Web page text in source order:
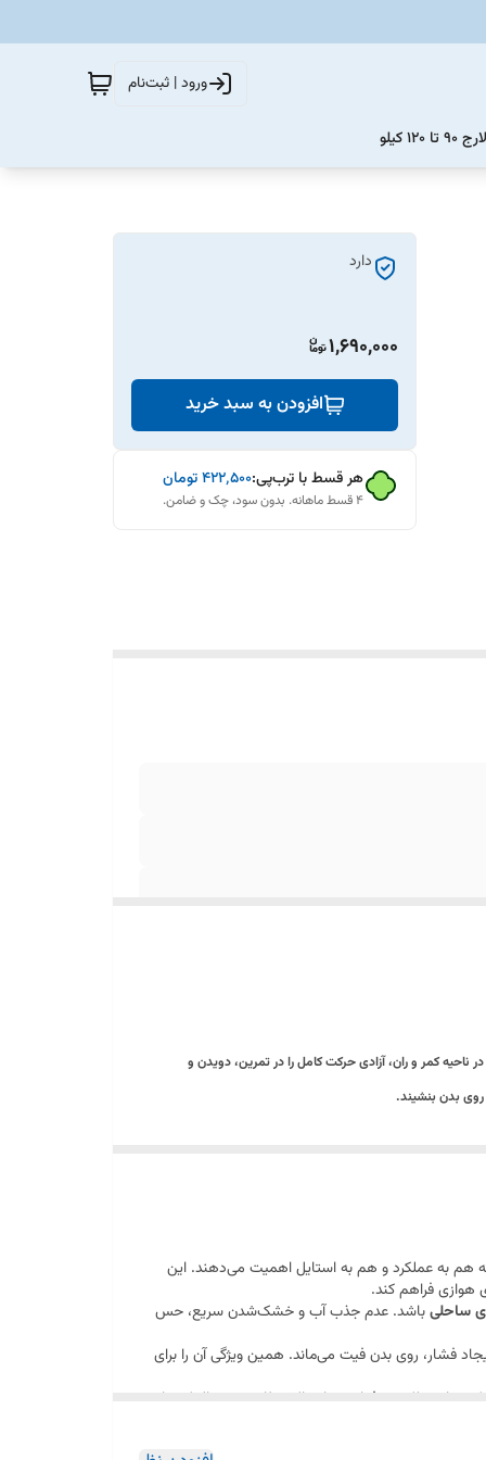
ورود | ثبت‌نام
کیلو
دارد
1,690,000
افزودن به سبد خرید
هر قسط با ترب‌پی:۴۲۲٬۵۰۰تومان
۴ قسط ماهانه. بدون سود، چک و ضامن.
ناحیه کمر و ران، آزادی حرکت کامل را در تمرین، دویدن و
بدن بنشیند.
هم به عملکرد و هم به استایل اهمیت می‌دهند. این
هوازی فراهم کند.
ساحلیباشد. عدم جذب آب و خشک‌شدن سریع، حس
فشار، روی بدن فیت می‌ماند. همین ویژگی آن را برای
از عملکرد حرفه‌ای، دوام بالا و ظاهر مینیمال که برای